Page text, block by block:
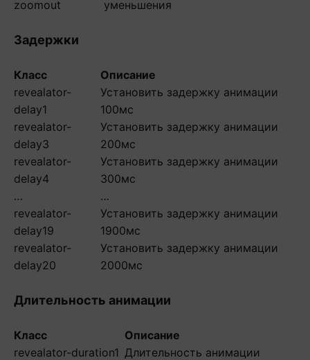
zoomout уменьшения
Задержки
Класс
Описание
revealator-
delay1
Установить задержку анимации
100мс
revealator-
delay3
Установить задержку анимации
200мс
revealator-
delay4
Установить задержку анимации
300мс
…
…
revealator-
delay19
Установить задержку анимации
1900мс
revealator-
delay20
Установить задержку анимации
2000мс
Длительность анимации
Класс
Описание
revealator-duration1 Длительность анимации